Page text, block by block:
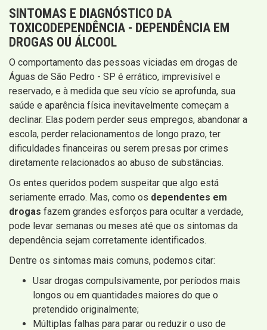
SINTOMAS E DIAGNÓSTICO DA
TOXICODEPENDÊNCIA - DEPENDÊNCIA EM
DROGAS OU ÁLCOOL
O comportamento das pessoas viciadas em drogas de
Águas de São Pedro - SP é errático, imprevisível e
reservado, e à medida que seu vício se aprofunda, sua
saúde e aparência física inevitavelmente começam a
declinar. Elas podem perder seus empregos, abandonar a
escola, perder relacionamentos de longo prazo, ter
dificuldades financeiras ou serem presas por crimes
diretamente relacionados ao abuso de substâncias.
Os entes queridos podem suspeitar que algo está
seriamente errado. Mas, como os dependentes em
drogas fazem grandes esforços para ocultar a verdade,
pode levar semanas ou meses até que os sintomas da
dependência sejam corretamente identificados.
Dentre os sintomas mais comuns, podemos citar:
Usar drogas compulsivamente, por períodos mais
longos ou em quantidades maiores do que o
pretendido originalmente;
Múltiplas falhas para parar ou reduzir o uso de